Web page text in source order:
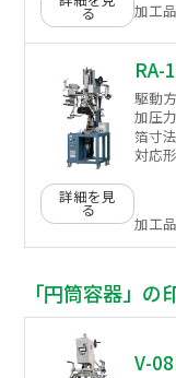
る
加工
詳細を見
る
RA-
駆動
加圧
箔寸
対応
加工
「円筒容器」
V-